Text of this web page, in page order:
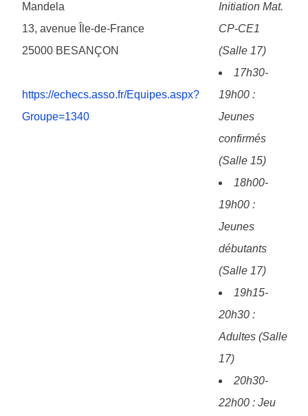
Mandela
13, avenue Île-de-France
25000 BESANÇON
https://echecs.asso.fr/Equipes.aspx?
Groupe=1340
Initiation Mat.
CP-CE1
(Salle 17)
17h30-
19h00 :
Jeunes
confirmés
(Salle 15)
18h00-
19h00 :
Jeunes
débutants
(Salle 17)
19h15-
20h30 :
Adultes (Salle
17)
20h30-
22h00 : Jeu